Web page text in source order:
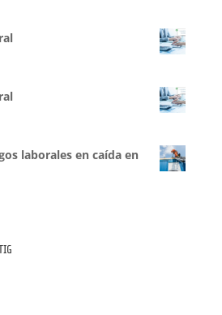
laborales en caída en